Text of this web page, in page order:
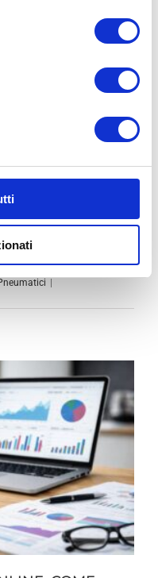
QUANTO FARLA,
4 anni dalla [...]